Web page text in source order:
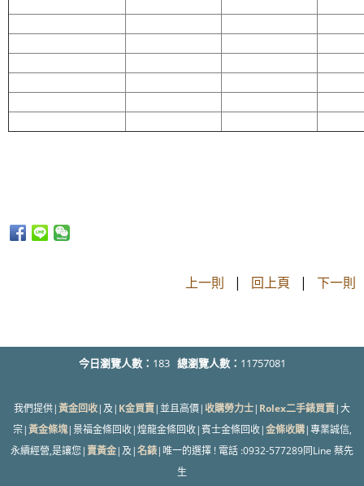
上一則 | 回上頁 | 下一則
今日瀏覽人數： 183 總瀏覽人數： 11757081
我們提供|黃金回收|及| K金買賣|並且高價|收購勞力士| Rolex二手錶買賣|大
宗|黃金條塊|景福金條回收|煌龍金條回收|賓士金條回收|金條收購|專業誠信,
永續經營,是讓您| 賣黃金|及|名錶|唯一的選擇 ! 電話 :0932-577289同Line 蔡先
生